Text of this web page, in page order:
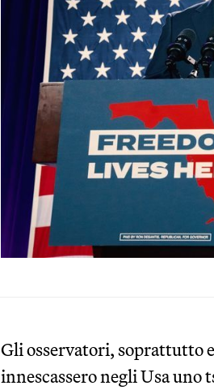
Gli osservatori, soprattutto
innescassero negli Usa